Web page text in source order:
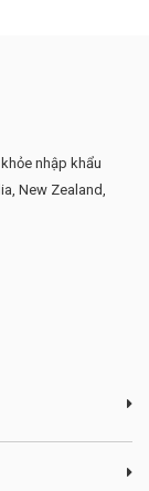
nhập khẩu
New Zealand,